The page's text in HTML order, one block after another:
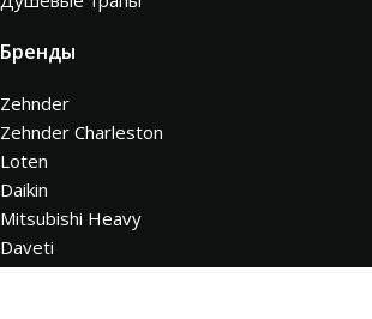
Бренды
Zehnder
Zehnder Charleston
Loten
Daikin
Mitsubishi Heavy
Daveti
Hitachi